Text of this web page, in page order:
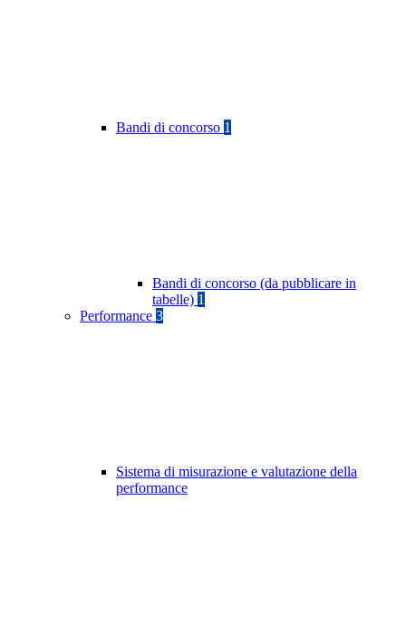
Bandi di concorso 1
Bandi di concorso (da pubblicare in
tabelle) 1
Performance 3
Sistema di misurazione e valutazione della
performance